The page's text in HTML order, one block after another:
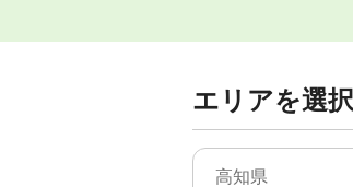
エリアを選択
高知県